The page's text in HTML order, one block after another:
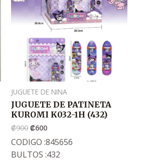
JUGUETE DE NINA
JUGUETE DE PATINETA
KUROMI K032-1H (432)
₡900
₡900
₡600
.
₡600
CODIGO :845656
BULTOS :432